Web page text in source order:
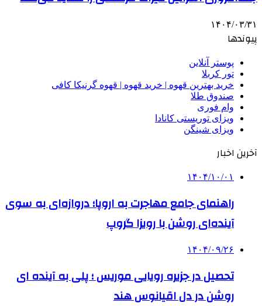
۱۴۰۴/۰۳/۳۱
پیوندها
پوستر آنلاین
تور کربلا
خرید بهترین قهوه | خرید قهوه | قهوه گرنیکا کافی
صندوق طلا
وام فوری
ویزای توریستی کانادا
ویزای شینگن
آخرین اخبار
۱۴۰۴/۱۰/۰۱
راهنمای جامع مهاجرت به اروپا؛ دروازه‌ای به سوی
آینده‌ای روشن با رویزا گروپ
۱۴۰۴/۰۹/۲۶
تحصیل در جزیره رویایی موریس ؛ پلی به آینده ‌ای
روشن در دل اقیانوس ‌هند